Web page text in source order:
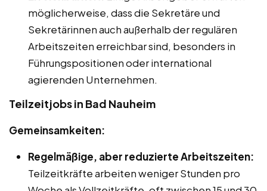
möglicherweise, dass die Sekretäre und
Sekretärinnen auch außerhalb der regulären
Arbeitszeiten erreichbar sind, besonders in
Führungspositionen oder international
agierenden Unternehmen.
Teilzeitjobs in Bad Nauheim
Gemeinsamkeiten:
Regelmäßige, aber reduzierte Arbeitszeiten:
Teilzeitkräfte arbeiten weniger Stunden pro